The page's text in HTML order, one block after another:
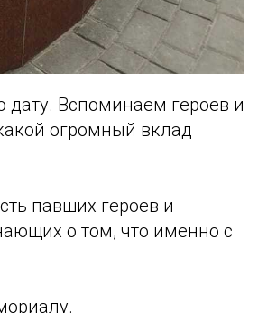
дату. Вспоминаем героев и
огромный вклад
павших героев и
о том, что именно с